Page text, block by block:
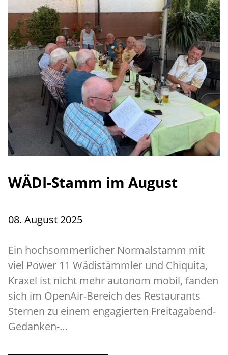
WÄDI-Stamm im August
08. August 2025
Ein hochsommerlicher Normalstamm mit
viel Power 11 Wädistämmler und Chiquita,
Kraxel ist nicht mehr autonom mobil, fanden
sich im OpenAir-Bereich des Restaurants
Sternen zu einem engagierten Freitagabend-
Gedanken-…